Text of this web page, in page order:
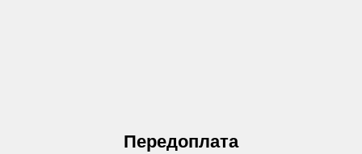
Передоплата